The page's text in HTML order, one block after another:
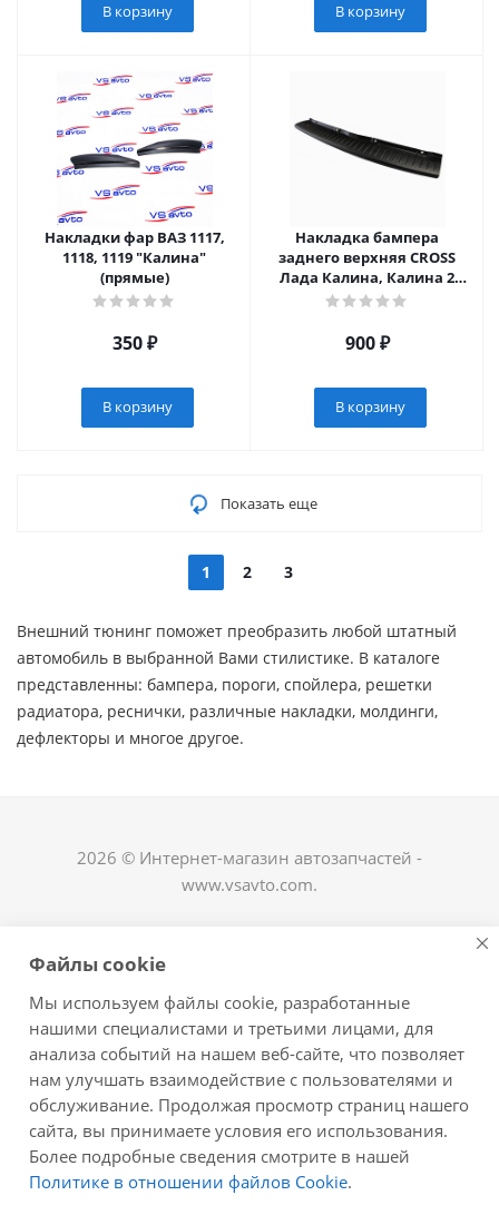
В корзину В корзину
Накладки фар ВАЗ 1117,
1118, 1119 "Калина"
(прямые)
350₽
В корзину
Накладка бампера
заднего верхняя CROSS
Лада Калина, Калина 2
универсал
900₽
В корзину
Показать еще
1 2 3
Внешний тюнинг поможет преобразить любой штатный
автомобиль в выбранной Вами стилистике. В каталоге
представленны: бампера, пороги, спойлера, решетки
радиатора, реснички, различные накладки, молдинги,
дефлекторы и многое другое. ​
2026 © Интернет-магазин автозапчастей -
www.vsavto.com.
+7 (8482) 622-122 avtovs@yandex.ru
г. Тольятти, ул. Офицерская 14, ГСК "Пламя", 4
этаж, офис 476
Оставайтесь на связи
Файлы cookie
Мы используем файлы cookie, разработанные
нашими специалистами и третьими лицами, для
анализа событий на нашем веб-сайте, что позволяет
нам улучшать взаимодействие с пользователями и
обслуживание. Продолжая просмотр страниц нашего
сайта, вы принимаете условия его использования.
Более подробные сведения смотрите в нашей
Политике в отношении файлов Cookie.